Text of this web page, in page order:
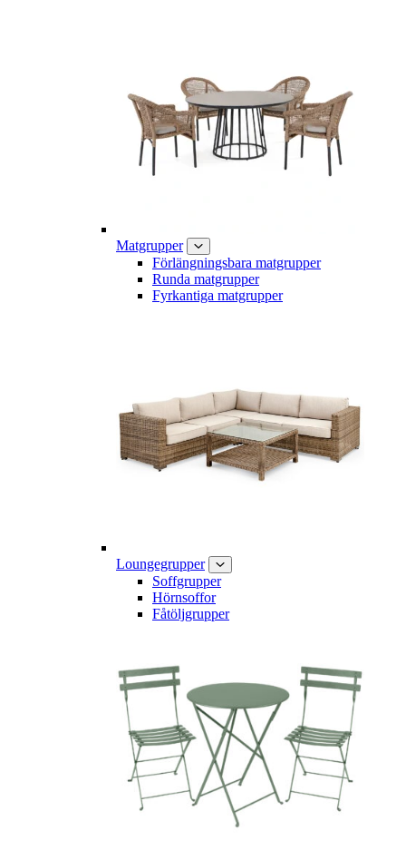
Matgrupper
Förlängningsbara matgrupper
Runda matgrupper
Fyrkantiga matgrupper
Loungegrupper
Soffgrupper
Hörnsoffor
Fåtöljgrupper